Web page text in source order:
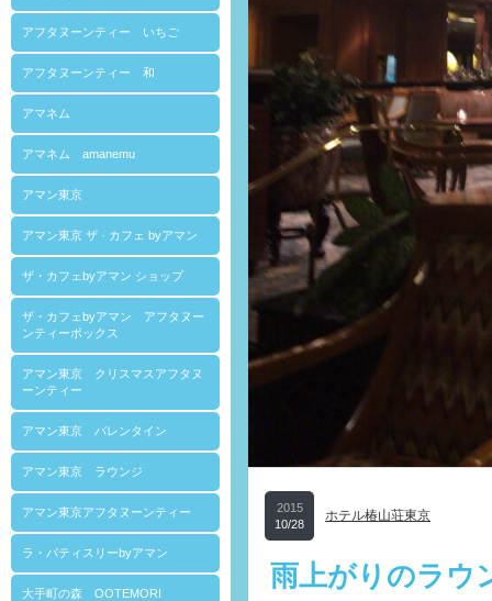
アフタヌーンティー いちご
アフタヌーンティー 和
アマネム
アマネム amanemu
アマン東京
アマン東京 ザ · カフェ byアマン
ザ・カフェbyアマン ショップ
ザ・カフェbyアマン アフタヌー
ンティーボックス
アマン東京 クリスマスアフタヌ
ーンティー
アマン東京 バレンタイン
アマン東京 ラウンジ
アマン東京アフタヌーンティー
ラ・パティスリーbyアマン
大手町の森 OOTEMORI
2015
10/28
ホテル椿山荘東京
雨上がりのラウ